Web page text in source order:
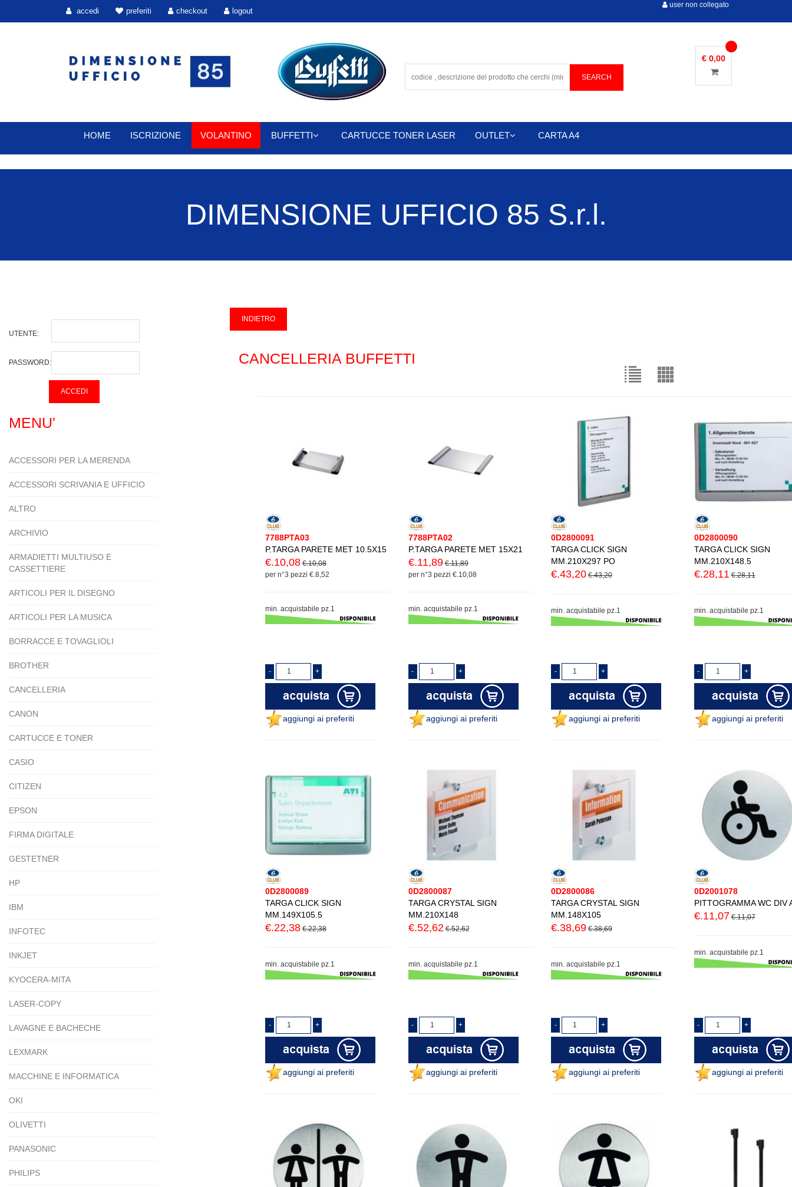
accedi preferiti checkout logout
user non collegato
€ 0,00
HOME ISCRIZIONE VOLANTINO BUFFETTI CARTUCCE TONER LASER OUTLET CARTA A4
DIMENSIONE UFFICIO 85 S.r.l.
UTENTE:
PASSWORD:
MENU'
ACCESSORI PER LA MERENDA
ACCESSORI SCRIVANIA E UFFICIO
ALTRO
ARCHIVIO
ARMADIETTI MULTIUSO E
CASSETTIERE
ARTICOLI PER IL DISEGNO
ARTICOLI PER LA MUSICA
BORRACCE E TOVAGLIOLI
BROTHER
CANCELLERIA
CANON
CARTUCCE E TONER
CASIO
CITIZEN
EPSON
FIRMA DIGITALE
GESTETNER
HP
IBM
INFOTEC
INKJET
KYOCERA-MITA
LASER-COPY
LAVAGNE E BACHECHE
LEXMARK
MACCHINE E INFORMATICA
OKI
OLIVETTI
PANASONIC
PHILIPS
CANCELLERIA BUFFETTI
7788PTA03
P.TARGA PARETE MET 10.5X15
€.10,08 €.10,08
per n°3 pezzi €.8,52
min. acquistabile pz.1
aggiungi ai preferiti
7788PTA02
P.TARGA PARETE MET 15X21
€.11,89 €.11,89
per n°3 pezzi €.10,08
min. acquistabile pz.1
aggiungi ai preferiti
0D2800091
TARGA CLICK SIGN
MM.210X297 PO
€.43,20 €.43,20
min. acquistabile pz.1
aggiungi ai preferiti
0D2800090
TARGA CLICK SIGN
MM.210X148.5
€.28,11 €.28,11
min. acquistabile pz.1
aggiungi ai preferiti
0D2800089
TARGA CLICK SIGN
MM.149X105.5
€.22,38 €.22,38
min. acquistabile pz.1
aggiungi ai preferiti
0D2800087
TARGA CRYSTAL SIGN
MM.210X148
€.52,62 €.52,62
min. acquistabile pz.1
aggiungi ai preferiti
0D2800086
TARGA CRYSTAL SIGN
MM.148X105
€.38,69 €.38,69
min. acquistabile pz.1
aggiungi ai preferiti
0D2001078
PITTOGRAMMA WC DIV
€.11,07 €.11,07
min. acquistabile pz.1
aggiungi ai preferiti